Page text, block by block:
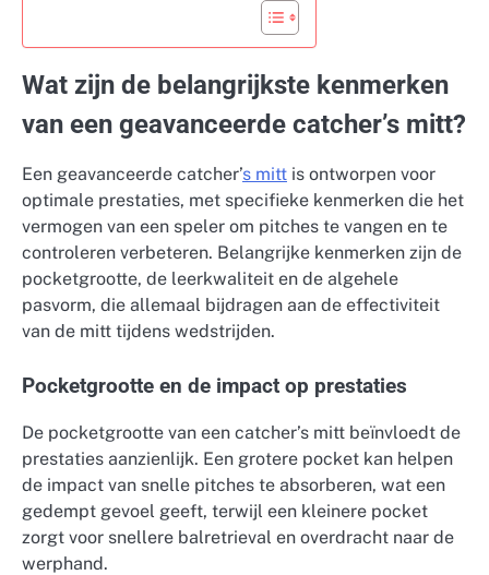
Wat zijn de belangrijkste kenmerken
van een geavanceerde catcher’s mitt?
Een geavanceerde catcher’s mitt is ontworpen voor
optimale prestaties, met specifieke kenmerken die het
vermogen van een speler om pitches te vangen en te
controleren verbeteren. Belangrijke kenmerken zijn de
pocketgrootte, de leerkwaliteit en de algehele
pasvorm, die allemaal bijdragen aan de effectiviteit
van de mitt tijdens wedstrijden.
Pocketgrootte en de impact op prestaties
De pocketgrootte van een catcher’s mitt beïnvloedt de
prestaties aanzienlijk. Een grotere pocket kan helpen
de impact van snelle pitches te absorberen, wat een
gedempt gevoel geeft, terwijl een kleinere pocket
zorgt voor snellere balretrieval en overdracht naar de
werphand.